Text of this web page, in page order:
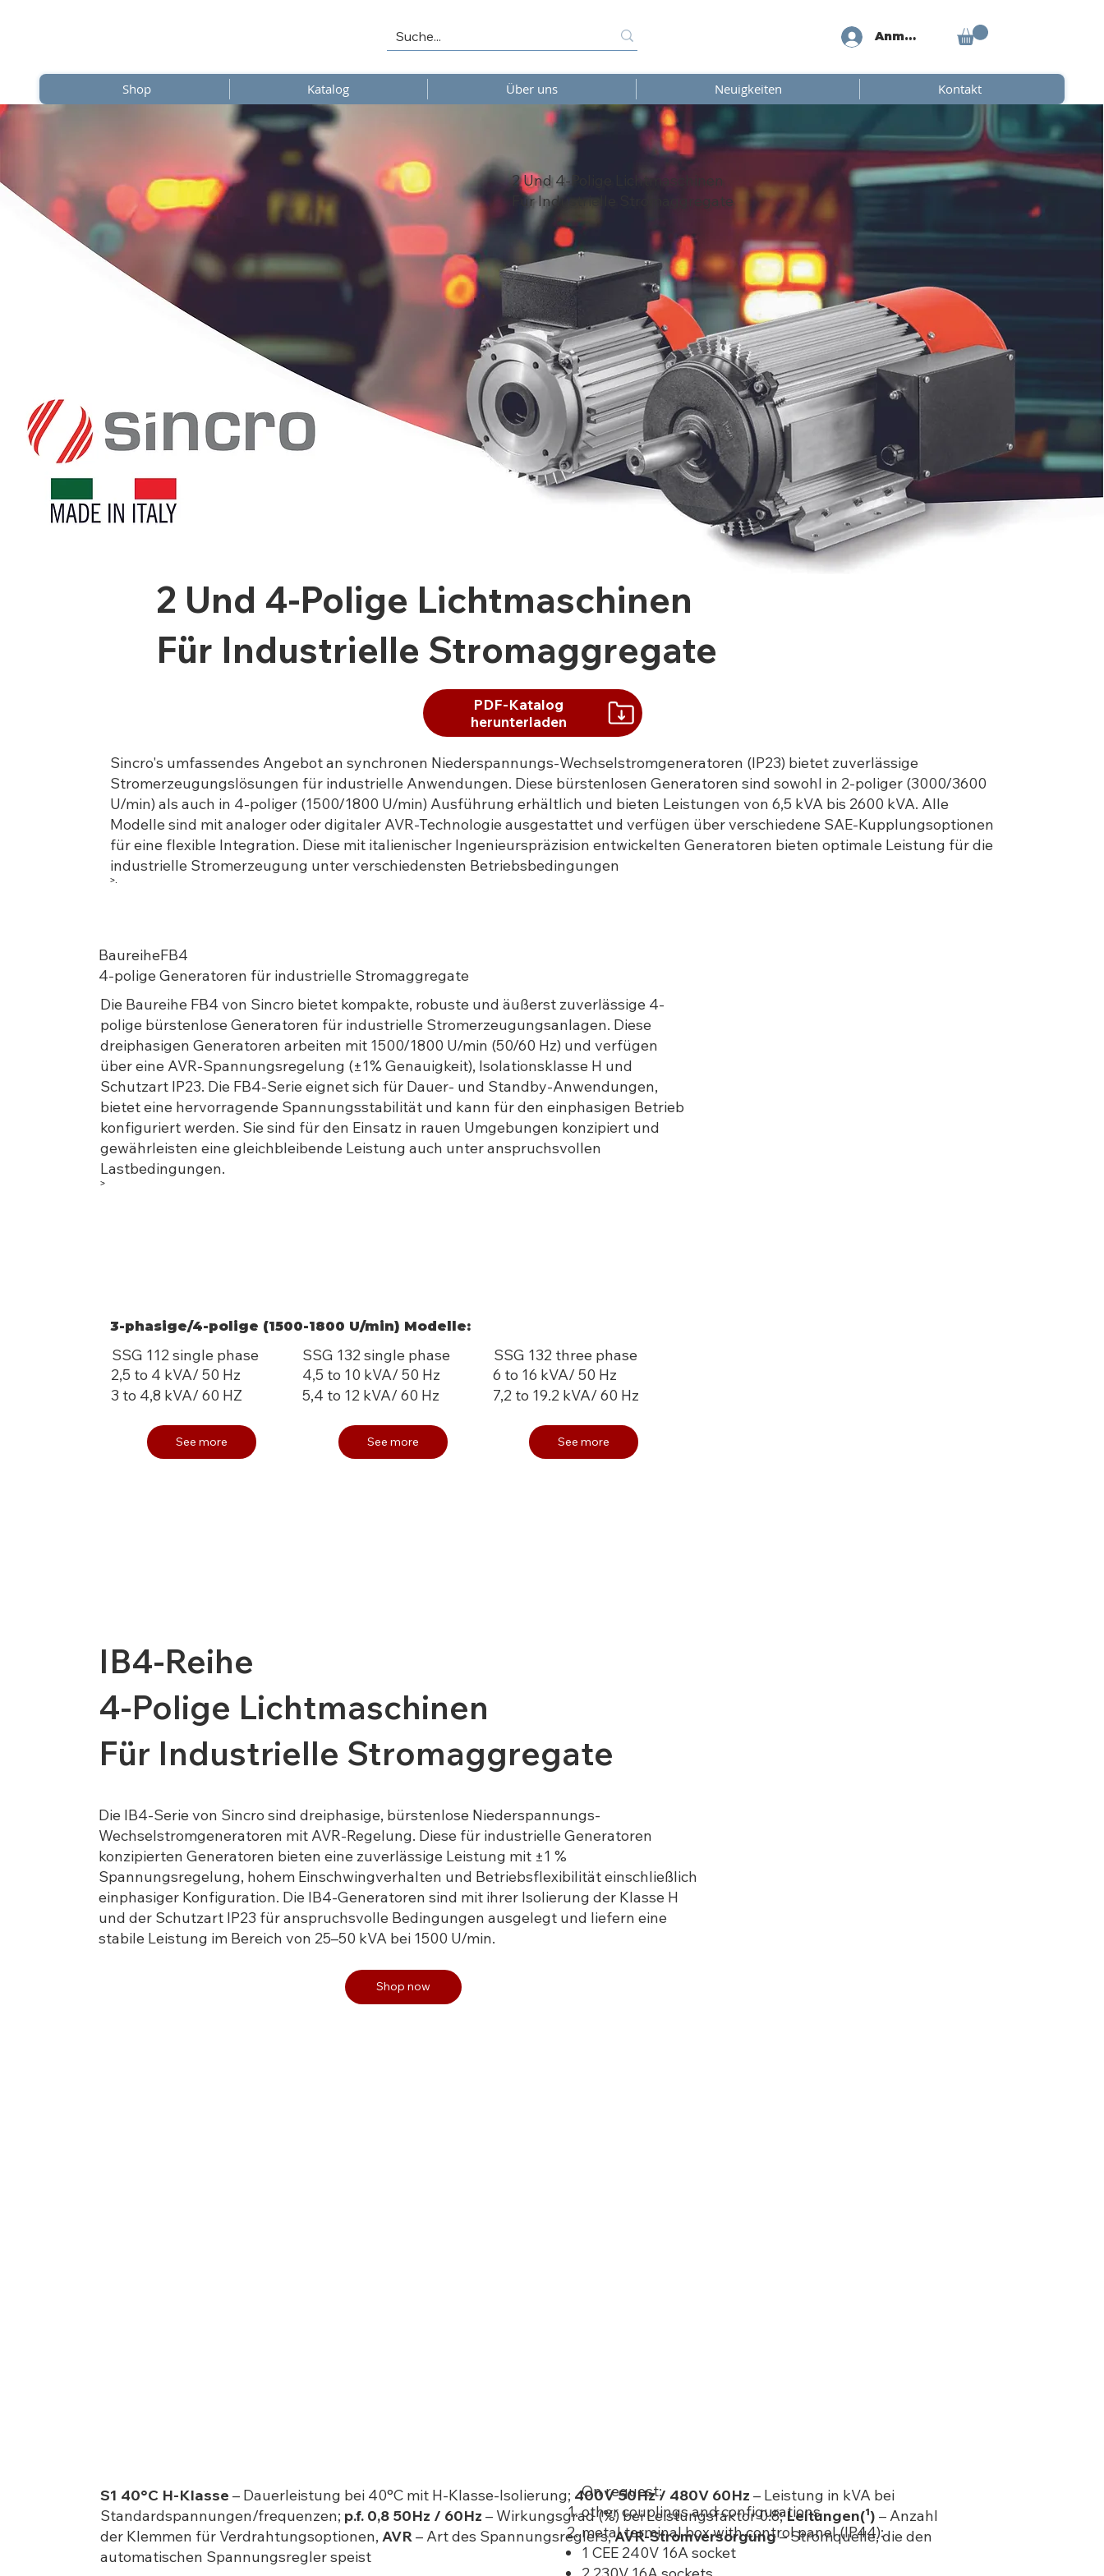
Anmelden
Shop Katalog Über uns Neuigkeiten Kontakt
2 Und 4-Polige Lichtmaschinen
Für Industrielle Stromaggregate
2 Und 4-Polige Lichtmaschinen
Für Industrielle Stromaggregate
PDF-Katalog
herunterladen
Sincro's umfassendes Angebot an synchronen Niederspannungs-Wechselstromgeneratoren (IP23) bietet zuverlässige
Stromerzeugungslösungen für industrielle Anwendungen. Diese bürstenlosen Generatoren sind sowohl in 2-poliger (3000/3600
U/min) als auch in 4-poliger (1500/1800 U/min) Ausführung erhältlich und bieten Leistungen von 6,5 kVA bis 2600 kVA. Alle
Modelle sind mit analoger oder digitaler AVR-Technologie ausgestattet und verfügen über verschiedene SAE-Kupplungsoptionen
für eine flexible Integration. Diese mit italienischer Ingenieurspräzision entwickelten Generatoren bieten optimale Leistung für die
industrielle Stromerzeugung unter verschiedensten Betriebsbedingungen
>.
BaureiheFB4
4-polige Generatoren für industrielle Stromaggregate
Die Baureihe FB4 von Sincro bietet kompakte, robuste und äußerst zuverlässige 4-
polige bürstenlose Generatoren für industrielle Stromerzeugungsanlagen. Diese
dreiphasigen Generatoren arbeiten mit 1500/1800 U/min (50/60 Hz) und verfügen
über eine AVR-Spannungsregelung (±1% Genauigkeit), Isolationsklasse H und
Schutzart IP23. Die FB4-Serie eignet sich für Dauer- und Standby-Anwendungen,
bietet eine hervorragende Spannungsstabilität und kann für den einphasigen Betrieb
konfiguriert werden. Sie sind für den Einsatz in rauen Umgebungen konzipiert und
gewährleisten eine gleichbleibende Leistung auch unter anspruchsvollen
Lastbedingungen.
>
3-phasige/4-polige (1500-1800 U/min) Modelle:
SSG 112 single phase
2,5 to 4 kVA/ 50 Hz
3 to 4,8 kVA/ 60 HZ
See more
SSG 132 single phase
4,5 to 10 kVA/ 50 Hz
5,4 to 12 kVA/ 60 Hz
See more
SSG 132 three phase
6 to 16 kVA/ 50 Hz
7,2 to 19.2 kVA/ 60 Hz
See more
IB4-Reihe
4-Polige Lichtmaschinen
Für Industrielle Stromaggregate
Die IB4-Serie von Sincro sind dreiphasige, bürstenlose Niederspannungs-
Wechselstromgeneratoren mit AVR-Regelung. Diese für industrielle Generatoren
konzipierten Generatoren bieten eine zuverlässige Leistung mit ±1 %
Spannungsregelung, hohem Einschwingverhalten und Betriebsflexibilität einschließlich
einphasiger Konfiguration. Die IB4-Generatoren sind mit ihrer Isolierung der Klasse H
und der Schutzart IP23 für anspruchsvolle Bedingungen ausgelegt und liefern eine
stabile Leistung im Bereich von 25–50 kVA bei 1500 U/min.
Shop now
S1 40°C H-Klasse – Dauerleistung bei 40°C mit H-Klasse-Isolierung; 400V 50Hz / 480V 60Hz – Leistung in kVA bei
Standardspannungen/frequenzen; p.f. 0,8 50Hz / 60Hz – Wirkungsgrad (%) bei Leistungsfaktor 0.8;Leitungen(¹) – Anzahl
der Klemmen für Verdrahtungsoptionen, AVR– Art des Spannungsreglers,AVR-Stromversorgung– Stromquelle, die den
automatischen Spannungsregler speist
On request:
other couplings and configurations
metal terminal box with control panel (IP44):
1 CEE 240V 16A socket